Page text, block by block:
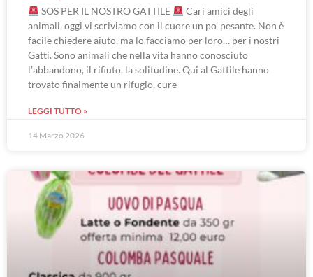
SOS PER IL NOSTRO GATTILE
Cari amici degli
animali, oggi vi scriviamo con il cuore un po’ pesante. Non è
facile chiedere aiuto, ma lo facciamo per loro… per i nostri
Gatti. Sono animali che nella vita hanno conosciuto
l’abbandono, il rifiuto, la solitudine. Qui al Gattile hanno
trovato finalmente un rifugio, cure
LEGGI TUTTO »
14 Marzo 2026